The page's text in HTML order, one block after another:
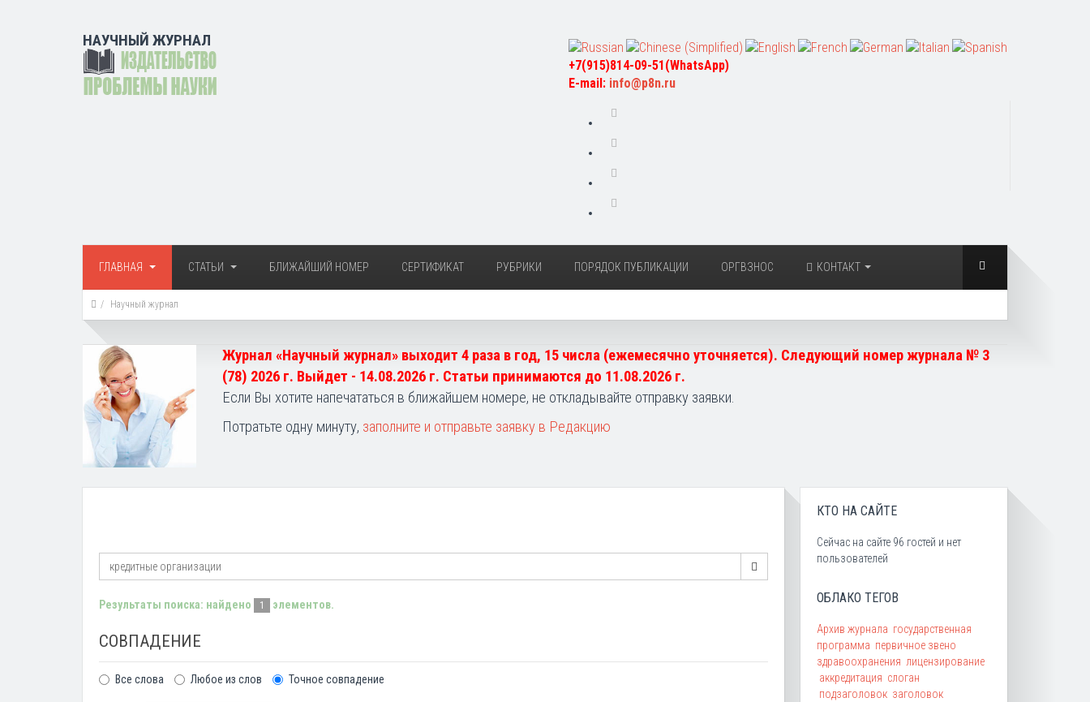
НАУЧНЫЙ ЖУРНАЛ
+7(915)814-09-51(WhatsApp)
E-mail: info@p8n.ru
ГЛАВНАЯ СТАТЬИ БЛИЖАЙШИЙ НОМЕР СЕРТИФИКАТ РУБРИКИ ПОРЯДОК ПУБЛИКАЦИИ ОРГВЗНОС КОНТАКТ
Научный журнал
Журнал «Научный журнал» выходит 4 раза в год, 15 числа (ежемесячно уточняется). Следующий номер журнала № 3
(78) 2026 г. Выйдет - 14.08.2026 г. Статьи принимаются до 11.08.2026 г.
Если Вы хотите напечататься в ближайшем номере, не откладывайте отправку заявки.
Потратьте одну минуту, заполните и отправьте заявку в Редакцию
Результаты поиска: найдено 1 элементов.
СОВПАДЕНИЕ
Все слова Любое из слов Точное совпадение
КТО НА САЙТЕ
Сейчас на сайте 96 гостей и нет
пользователей
ОБЛАКО ТЕГОВ
Архив журнала государственная
программа первичное звено
здравоохранения лицензирование
аккредитация слоган
подзаголовок заголовок